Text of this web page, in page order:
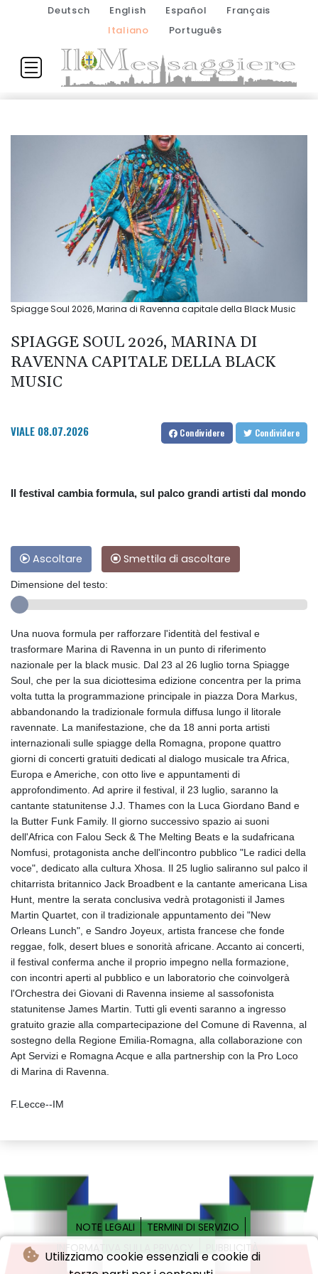
Utilizziamo cookie essenziali e cookie di
Deutsch English Español
Français
Italiano
Português
Spiagge Soul 2026, Marina di Ravenna capitale della Black Music
SPIAGGE SOUL 2026, MARINA DI
RAVENNA CAPITALE DELLA BLACK
MUSIC
VIALE 08.07.2026 Condividere Condividere
Il festival cambia formula, sul palco grandi artisti dal mondo
Ascoltare Smettila di ascoltare
Dimensione del testo:
Una nuova formula per rafforzare l'identità del festival e
trasformare Marina di Ravenna in un punto di riferimento
nazionale per la black music. Dal 23 al 26 luglio torna Spiagge
Soul, che per la sua diciottesima edizione concentra per la prima
volta tutta la programmazione principale in piazza Dora Markus,
abbandonando la tradizionale formula diffusa lungo il litorale
ravennate. La manifestazione, che da 18 anni porta artisti
internazionali sulle spiagge della Romagna, propone quattro
giorni di concerti gratuiti dedicati al dialogo musicale tra Africa,
Europa e Americhe, con otto live e appuntamenti di
approfondimento. Ad aprire il festival, il 23 luglio, saranno la
cantante statunitense J.J. Thames con la Luca Giordano Band e
la Butter Funk Family. Il giorno successivo spazio ai suoni
dell'Africa con Falou Seck & The Melting Beats e la sudafricana
Nomfusi, protagonista anche dell'incontro pubblico "Le radici della
voce", dedicato alla cultura Xhosa. Il 25 luglio saliranno sul palco il
chitarrista britannico Jack Broadbent e la cantante americana Lisa
Hunt, mentre la serata conclusiva vedrà protagonisti il James
Martin Quartet, con il tradizionale appuntamento dei "New
Orleans Lunch", e Sandro Joyeux, artista francese che fonde
reggae, folk, desert blues e sonorità africane. Accanto ai concerti,
il festival conferma anche il proprio impegno nella formazione,
con incontri aperti al pubblico e un laboratorio che coinvolgerà
l'Orchestra dei Giovani di Ravenna insieme al sassofonista
statunitense James Martin. Tutti gli eventi saranno a ingresso
gratuito grazie alla compartecipazione del Comune di Ravenna, al
sostegno della Regione Emilia-Romagna, alla collaborazione con
Apt Servizi e Romagna Acque e alla partnership con la Pro Loco
di Marina di Ravenna.
F.Lecce--IM
NOTE LEGALI
TERMINI DI SERVIZIO
INFORMATIVA SULLA PRIVACY
PUBBLICITÀ